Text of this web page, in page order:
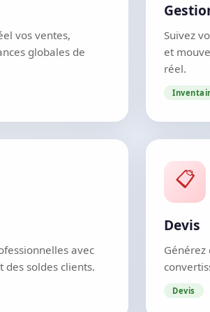
vos ventes,
globales de
Suivez
et
réel.
avec
des soldes clients.
📋
Devis
Générez
Devis